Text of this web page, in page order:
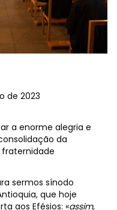
de 2023
a enorme alegria e
da
sermos sínodo
que hoje
aos Efésios: «assim,